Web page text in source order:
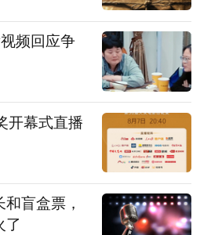
频回应争
开幕式直播
盲盒票，
了